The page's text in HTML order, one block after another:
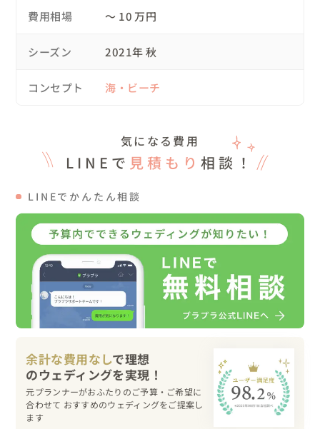
ロケ地も緑や海岸など洋風な雰囲気でお二人の希望も「オ
ことだったのでカッコよく見えるポージングや雰囲気のご
また、お二人のそのままの雰囲気がすでにとっても素敵だ
▽撮影中のご様子
初めのうちは「写真が苦手。」「観光の方の目が気にな
とおっしゃっていたお二人。しかし、実際に撮れた写真を
お見せするうちに
「楽しい！」と次第に笑顔になってくれました😊
新婦様が新郎様にキスをするシーンの撮影ではお二人とも
照れ笑い！
とっても素敵な笑顔だったので僕もすかさずシャッターを
切りました💫
撮影が終わったとき「撮影してもらってよかった！」と言
▽こんな人にオススメ
「おしゃれな写真が撮りたい！」
「堅苦しいのは苦手」
費用相場 〜 10 万円
シーズン 2021年 秋
コンセプト 海・ビーチ
気になる費用
LINEで 見積もり 相談！
LINEでかんたん相談
余計な費用なしで理想
元プランナーがおふたりのご予算・ご希望に
合わせて おすすめのウェディングをご提案し
ます